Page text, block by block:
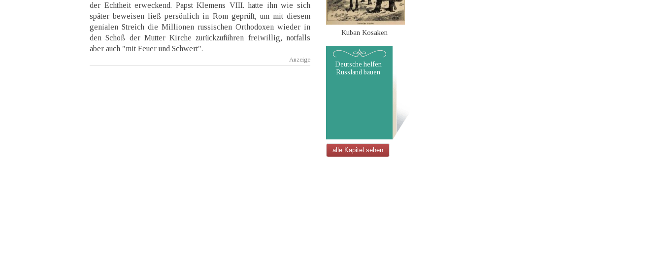
der Echtheit erweckend. Papst Klemens VIII. hatte ihn wie sich
später beweisen ließ persönlich in Rom geprüft, um mit diesem
genialen Streich die Millionen russischen Orthodoxen wieder in
den Schoß der Mutter Kirche zurückzuführen freiwillig, notfalls
aber auch "mit Feuer und Schwert".
Kuban Kosaken
Deutsche helfen
Russland bauen
alle Kapitel sehen